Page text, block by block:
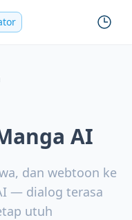
AI
dan webtoon ke
— dialog terasa
utuh